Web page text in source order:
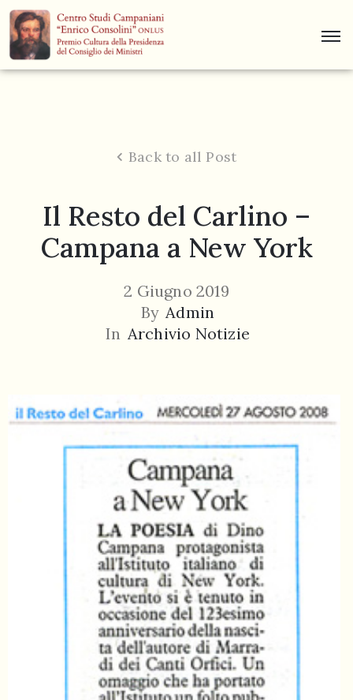
Centro
Curiosità
centrocampana@tiscali.it
Back to all Post
Il Resto del Carlino –
Campana a New York
2 Giugno 2019
By Admin
In Archivio Notizie